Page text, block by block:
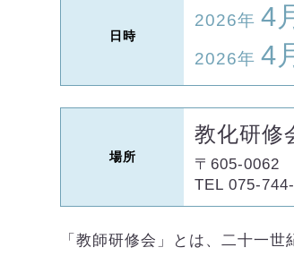
日時
2026年 4
2026年 4
場所
教化研修
〒605-0062
TEL 075-
「教師研修会」とは、二十一